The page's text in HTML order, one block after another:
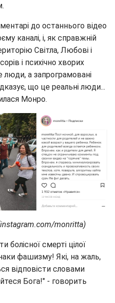
до останнього відео
каналі, і, як справжній
Світла, Любові і
і психічно хворих
а запрограмовані
що це реальні люди...
Монро.
(instagram.com/monritta)
смерті цілої
фашизму! Які, на жаль,
відповісти словами
Бога!" - говорить